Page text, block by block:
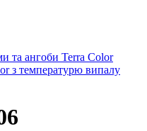
та ангоби Terra Color
з температурю випалу